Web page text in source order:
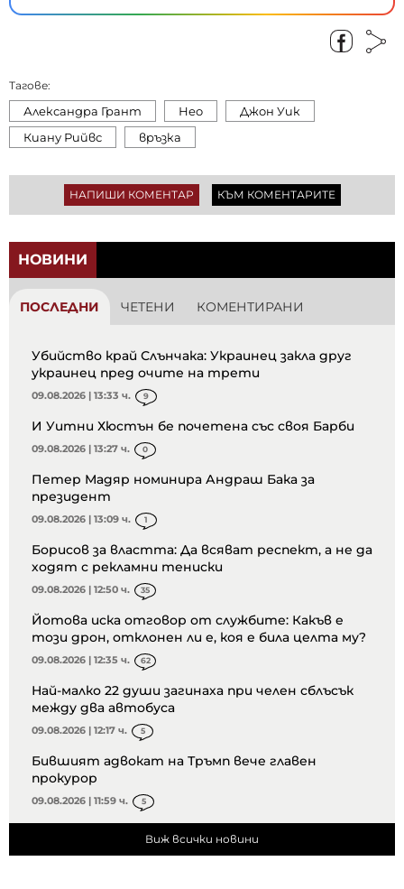
Тагове:
Александра Грант Нео
Джон Уик
Киану Рийвс
връзка
НАПИШИ КОМЕНТАР КЪМ КОМЕНТАРИТЕ
НОВИНИ
ПОСЛЕДНИ ЧЕТЕНИ КОМЕНТИРАНИ
Убийство край Слънчака: Украинец закла друг
украинец пред очите на трети
09.08.2026 | 13:33 ч. 9
И Уитни Хюстън бе почетена със своя Барби
09.08.2026 | 13:27 ч. 0
Петер Мадяр номинира Андраш Бака за
президент
09.08.2026 | 13:09 ч. 1
Борисов за властта: Да всяват респект, а не да
ходят с рекламни тениски
09.08.2026 | 12:50 ч. 35
Йотова иска отговор от службите: Какъв е
този дрон, отклонен ли е, коя е била целта му?
09.08.2026 | 12:35 ч. 62
Най-малко 22 души загинаха при челен сблъсък
между два автобуса
09.08.2026 | 12:17 ч. 5
Бившият адвокат на Тръмп вече главен
прокурор
09.08.2026 | 11:59 ч. 5
Виж всички новини